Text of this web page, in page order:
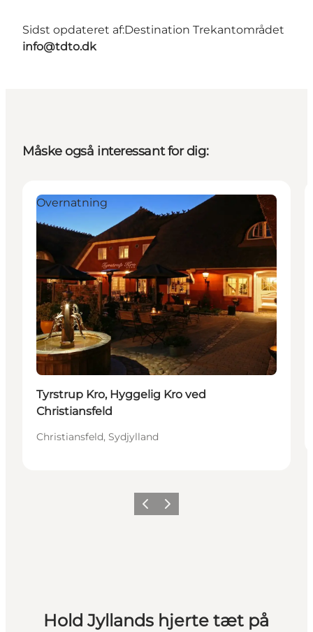
Sidst opdateret af:Destination Trekantområdet
info@tdto.dk
Måske også interessant for dig:
Overnatning
Tyrstrup Kro, Hyggelig Kro ved
Christiansfeld
Christiansfeld, Sydjylland
Forrige billede
Næste billede
Hold Jyllands hjerte tæt på